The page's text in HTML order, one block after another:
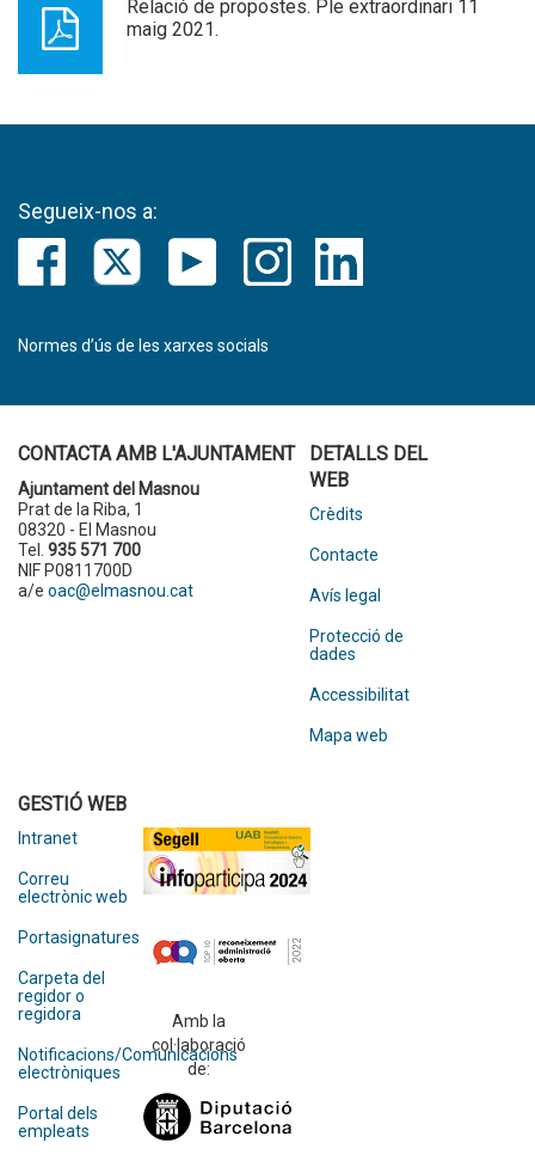
Relació de propostes. Ple extraordinari 11
maig 2021.
Segueix-nos a:
Normes d’ús de les xarxes socials
CONTACTA AMB L'AJUNTAMENT
Ajuntament del Masnou
Prat de la Riba, 1
08320 - El Masnou
Tel. 935 571 700
NIF P0811700D
a/e oac@elmasnou.cat
DETALLS DEL
WEB
Crèdits
Contacte
Avís legal
Protecció de
dades
Accessibilitat
Mapa web
GESTIÓ WEB
Intranet
Correu
electrònic web
Portasignatures
Carpeta del
regidor o
regidora
Notificacions/Comunicacions
electròniques
Portal dels
empleats
Amb la
col·laboració
de: